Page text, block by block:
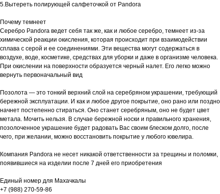
5.Вытереть полирующей салфеточкой от Pandora
Почему темнеет
Серебро Pandora ведет себя так же, как и любое серебро, темнеет из-за
химической реакции окисления, которая происходит при взаимодействии
сплава с серой и ее соединениями. Эти вещества могут содержаться в
воздухе, воде, косметике, средствах для уборки и даже в организме человека.
При окислении на поверхности образуется черный налет. Его легко можно
вернуть первоначальный вид
Позолота — это тонкий верхний слой на серебряном украшении, требующий
бережной эксплуатации. И как и любое другое покрытие, оно рано или поздно
начнет постепенно стираться. Оно станет серебряным, оно не будет цвет
метала. Мочить нельзя. В случае бережной носки и правильного хранения,
позолоченное украшение будет радовать Вас своим блеском долго, после
чего, при желании, можно восстановить покрытие у любого ювелира.
Компания Pandora не несет никакой ответственности за трещины и поломки,
появившиеся на изделии после 7 дней его приобретения
Единый номер для Махачкалы
+7 (988) 270-59-86